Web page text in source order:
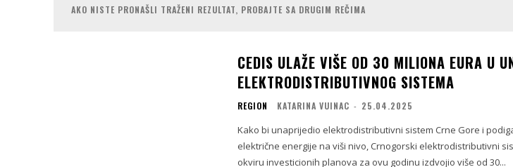
AKO NISTE PRONAŠLI TRAŽENI REZULTAT, PROBAJTE SA DRUGIM REČIMA
CEDIS ULAŽE VIŠE OD 30 MILIONA EURA U
ELEKTRODISTRIBUTIVNOG SISTEMA
REGION KATARINA VUINAC - 25.04.2025
Kako bi unaprijedio elektrodistributivni sistem Crne Gore i
električne energije na viši nivo, Crnogorski elektrodistributivni
okviru investicionih planova za ovu godinu izdvojio više od 30...